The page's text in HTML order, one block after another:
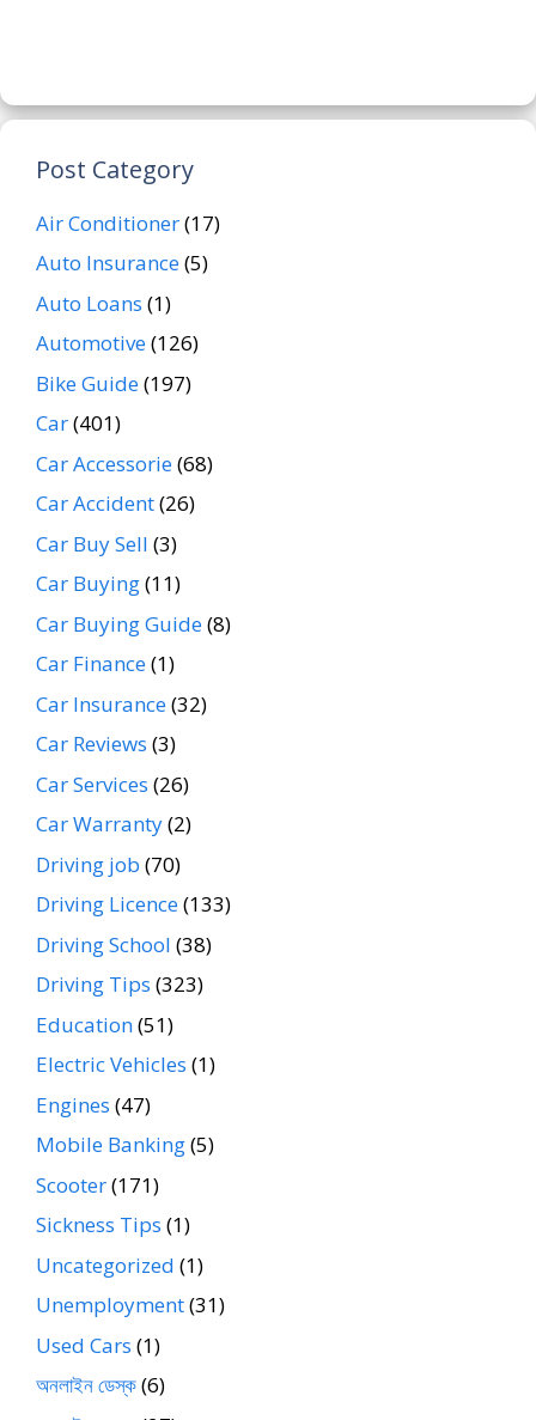
Post Category
Air Conditioner(17)
Auto Insurance(5)
Auto Loans (1)
Automotive(126)
Bike Guide(197)
Car(401)
Car Accessorie(68)
Car Accident(26)
Car Buy Sell (3)
Car Buying(11)
Car Buying Guide(8)
Car Finance(1)
Car Insurance(32)
Car Reviews (3)
Car Services (26)
Car Warranty(2)
Driving job (70)
Driving Licence(133)
Driving School (38)
Driving Tips (323)
Education(51)
Electric Vehicles (1)
Engines (47)
Mobile Banking(5)
Scooter(171)
Sickness Tips (1)
Uncategorized (1)
Unemployment(31)
Used Cars (1)
অনলাইন ডেস্ক(6)